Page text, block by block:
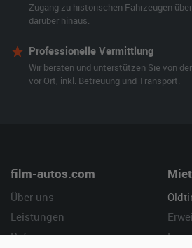
Zugang zu historischen Fahrzeugen
darüber hinaus.
Professionelle Vermittlung
Wir beraten und unterstützen Sie von
vor Ort, inkl. Betreuung und Transport.
film-autos.com
Über uns
Leistungen
Referenzen